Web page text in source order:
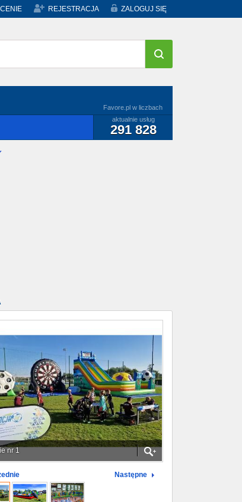
REJESTRACJA ZALOGUJ SIĘ
Favore.pl w liczbach
aktualnie usług
291 828
nr 1
Następne